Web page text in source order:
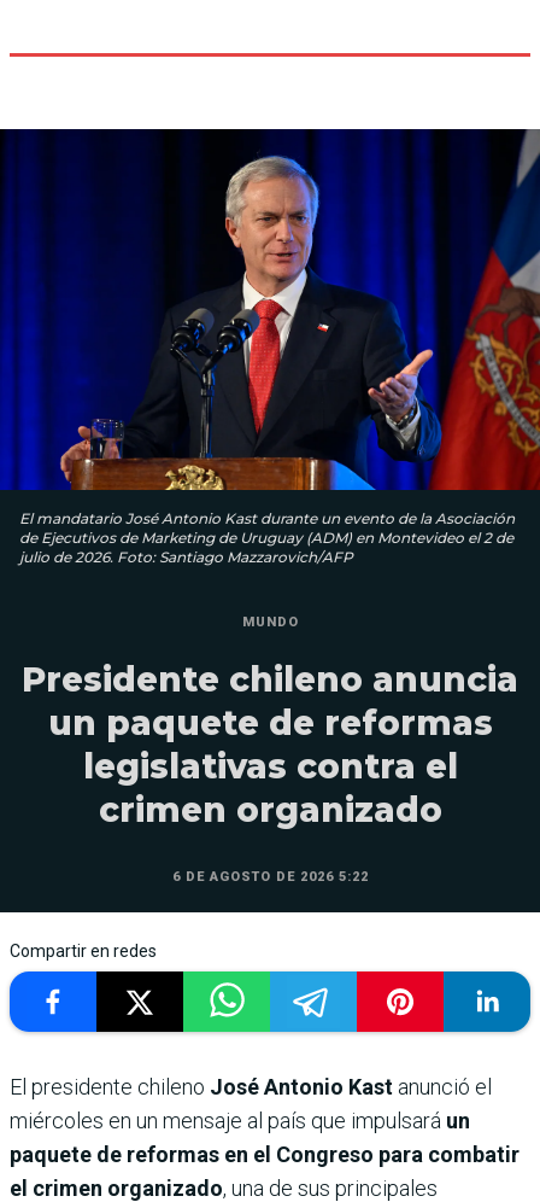
El mandatario José Antonio Kast durante un evento de la Asociación
de Ejecutivos de Marketing de Uruguay (ADM) en Montevideo el 2 de
julio de 2026. Foto: Santiago Mazzarovich/AFP
MUNDO
Presidente chileno anuncia
un paquete de reformas
legislativas contra el
crimen organizado
6 DE AGOSTO DE 2026 5:22
Compartir en redes
El presidente chileno José Antonio Kast anunció el
miércoles en un mensaje al país que impulsará un
paquete de reformas en el Congreso para combatir
el crimen organizado, una de sus principales